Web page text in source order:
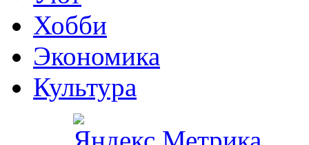
Хобби
Экономика
Культура